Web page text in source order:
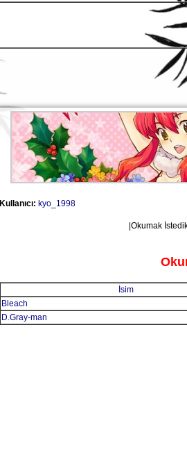
Kullanıcı: kyo_1998
|Okumak
İsim
Bleach
D.Gray-man